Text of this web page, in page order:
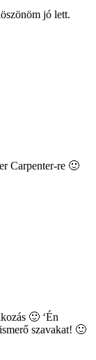
jó lett.
Carpenter-re 🙂
🙂 ‘Én
szavakat! 🙂